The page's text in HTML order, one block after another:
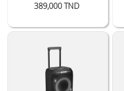
389,000 TND